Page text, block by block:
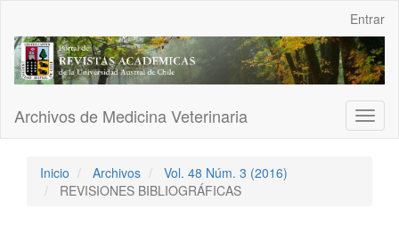
Contenido
principal
Barra
Entrar
Archivos de Medicina Veterinaria
Inicio Archivos
Vol. 48 Núm. 3 (2016)
REVISIONES BIBLIOGRÁFICAS